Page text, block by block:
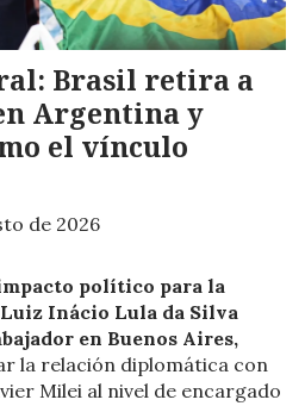
Brasil retira a
Argentina y
el vínculo
de 2026
político para la
Luiz Inácio Lula da Silva
en Buenos Aires,
la relación diplomática con
Milei al nivel de encargado